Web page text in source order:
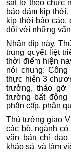
sạt lở theo chức
bảo đảm kịp
kịp thời báo cáo,
đối với những
Nhân dịp này,
trung quyết liệt
thời điểm hiện
nói chung:
thực hiện 3
trưởng, tháo gỡ
trường bất động
phân cấp, phân
Thủ tướng giao
các bộ, ngành
văn bản chỉ đạo
khảo sát và làm